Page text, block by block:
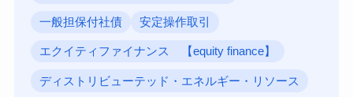
一般担保付社債 安定操作取引
エクイティファイナンス 【equity finance】
ディストリビューテッド・エネルギー・リソース